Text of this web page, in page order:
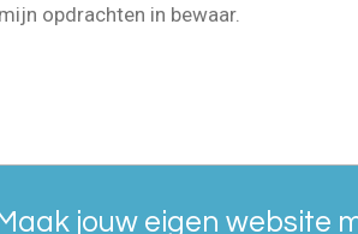
opdrachten in bewaar.
jouw eigen website